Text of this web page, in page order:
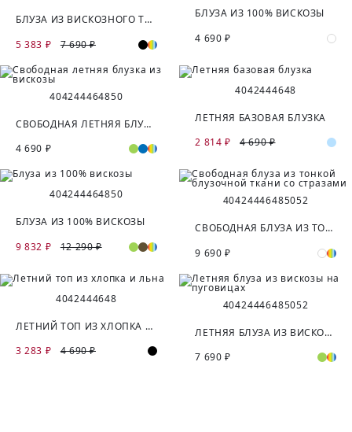
БЛУЗА ИЗ ВИСКОЗНОГО ТРИКОТАЖА
5 383 ₽
7 690 ₽
БЛУЗА ИЗ 100% ВИСКОЗЫ
4 690 ₽
404244464850
СВОБОДНАЯ ЛЕТНЯЯ БЛУЗКА ИЗ ВИСКОЗЫ
4 690 ₽
4042444648
ЛЕТНЯЯ БАЗОВАЯ БЛУЗКА
2 814 ₽
4 690 ₽
404244464850
БЛУЗА ИЗ 100% ВИСКОЗЫ
9 832 ₽
12 290 ₽
40424446485052
СВОБОДНАЯ БЛУЗА ИЗ ТОНКОЙ БЛУЗОЧНОЙ ТКАНИ СО СТРАЗАМИ
9 690 ₽
4042444648
ЛЕТНИЙ ТОП ИЗ ХЛОПКА И ЛЬНА
3 283 ₽
4 690 ₽
40424446485052
ЛЕТНЯЯ БЛУЗА ИЗ ВИСКОЗЫ НА ПУГОВИЦАХ
7 690 ₽